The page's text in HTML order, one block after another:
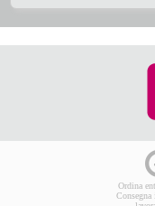
Ordina